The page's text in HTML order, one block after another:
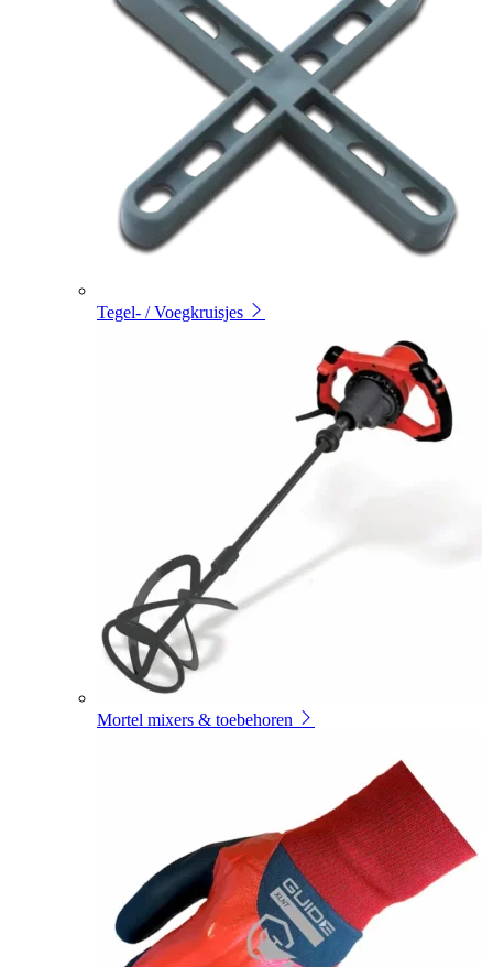
Tegel- / Voegkruisjes
Mortel mixers & toebehoren